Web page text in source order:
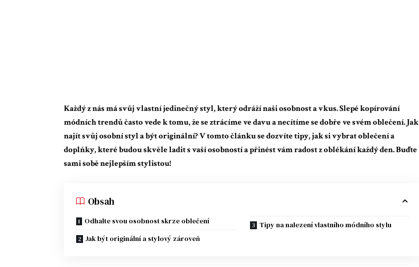
Každý z nás má svůj vlastní jedinečný styl, který odráží naši osobnost a vkus. Slepé kopírování
módních trendů často vede k tomu, že se ztrácíme ve davu a necítíme se dobře ve svém oblečení. Jak
najít svůj osobní styl a být originální? V tomto článku se dozvíte tipy, jak si vybrat oblečení a
doplňky, které budou skvěle ladit s vaší osobností a přinést vám radost z oblékání každý den. Buďte
sami sobě nejlepším stylistou!
Obsah
Odhalte svou osobnost skrze oblečení
Jak být originální a stylový zároveň
Tipy na nalezení vlastního módního stylu